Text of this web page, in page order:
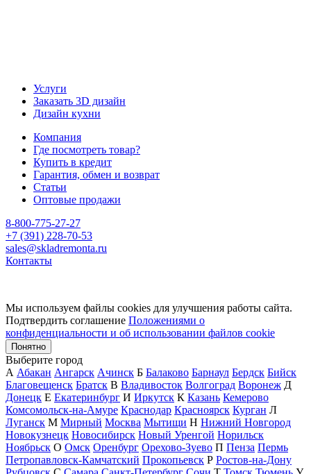
Услуги
Заказать 3D дизайн
Дизайн кухни
Компания
Где посмотреть товар?
Купить в кредит
Гарантия, обмен и возврат
Статьи
Оптовые продажи
8-800-775-27-27
+7 (391) 228-70-53
sales@skladremonta.ru
Контакты
Мы используем файлы cookies для улучшения работы сайта.
Подтвердить соглашение Положениями о
конфиденциальности и об использовании файлов cookie
Понятно
Выберите город
А Абакан Ангарск Ачинск Б Балаково Барнаул Бердск Бийск
Благовещенск Братск В Владивосток Волгоград Воронеж Д
Донецк Е Екатеринбург И Иркутск К Казань Кемерово
Комсомольск-на-Амуре Краснодар Красноярск Курган Л
Луганск М Мирный Москва Мытищи Н Нижний Новгород
Новокузнецк Новосибирск Новый Уренгой Норильск
Ноябрьск О Омск Оренбург Орехово-Зуево П Пенза Пермь
Петропавловск-Камчатский Прокопьевск Р Ростов-на-Дону